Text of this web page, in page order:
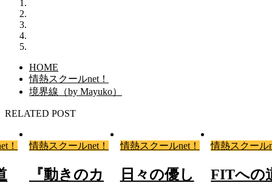
HOME
情熱スクールnet！
境界線（by Mayuko）
RELATED POST
！ 情熱スクールnet！
『動きのカ
情熱スクールnet！
日々の優し
情熱スクール
FITへの